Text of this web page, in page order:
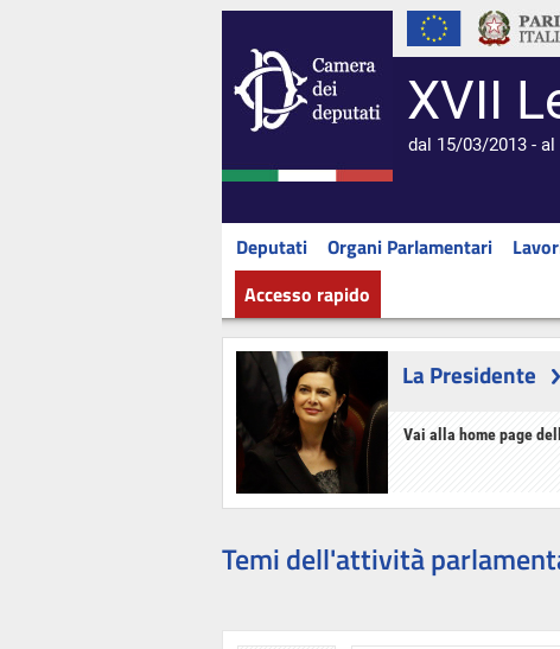
XVII
dal 15/03/2013 -
Deputati Organi Parlamentari
Accesso rapido
La Presidente
Vai alla home page
Temi dell'attività